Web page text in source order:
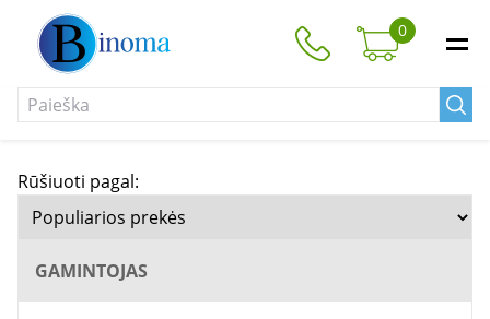
0
Rūšiuoti pagal:
GAMINTOJAS